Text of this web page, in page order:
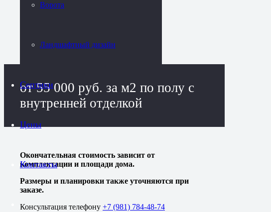
Ворота
Ландшафтный дизайн
Септики
Цены
Контакты
от 55 000 руб. за м2 по полу с
внутренней отделкой
Окончательная стоимость зависит от
комплектации и площади дома.
Размеры и планировки также уточняются при
заказе.
Консультация телефону +7 (981) 784-48-74